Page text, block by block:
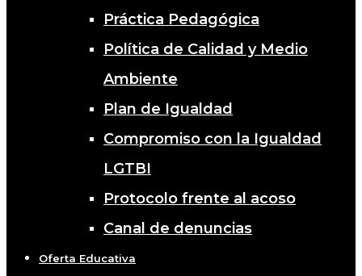
Práctica Pedagógica
Política de Calidad y Medio
Ambiente
Plan de Igualdad
Compromiso con la Igualdad
LGTBI
Protocolo frente al acoso
Canal de denuncias
Oferta Educativa